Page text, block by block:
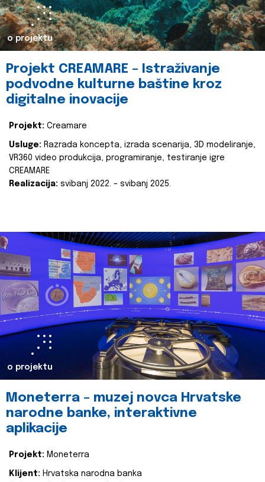
o projektu
Projekt CREAMARE – Istraživanje
podvodne kulturne baštine kroz
digitalne inovacije
Projekt: Creamare
Usluge: Razrada koncepta, izrada scenarija, 3D modeliranje,
VR360 video produkcija, programiranje, testiranje igre
CREAMARE
Realizacija: svibanj 2022. – svibanj 2025.
o projektu
Moneterra – muzej novca Hrvatske
narodne banke, interaktivne
aplikacije
Projekt: Moneterra
Klijent: Hrvatska narodna banka